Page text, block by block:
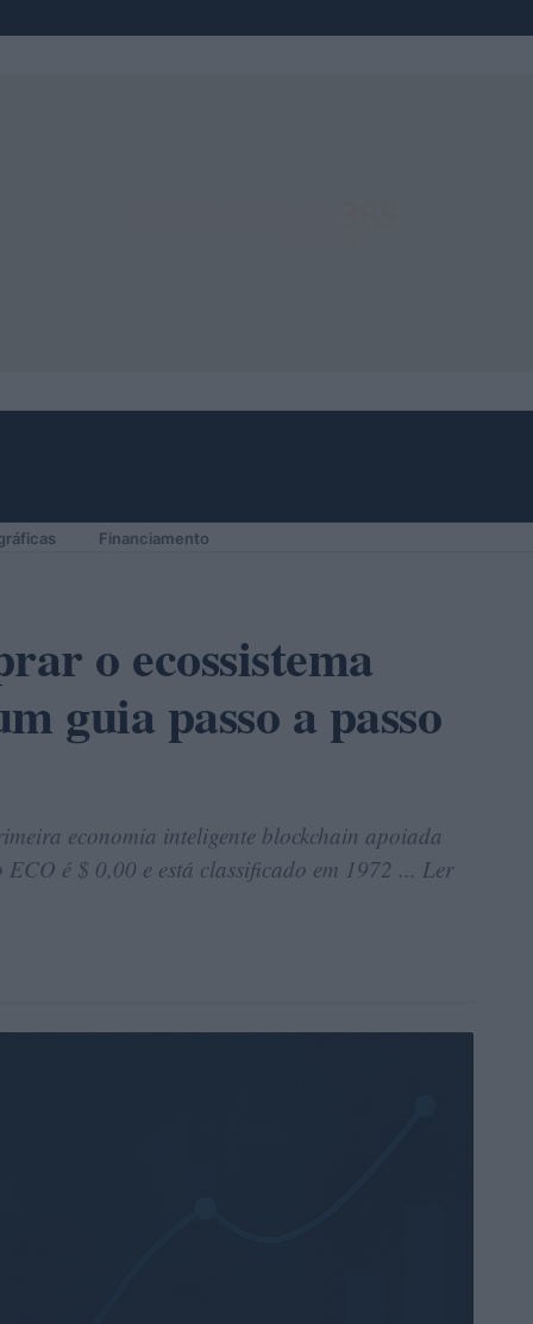
Financiamento
o ecossistema
guia passo a passo
economia inteligente blockchain apoiada
é $ 0,00 e está classificado em 1972 ... Ler